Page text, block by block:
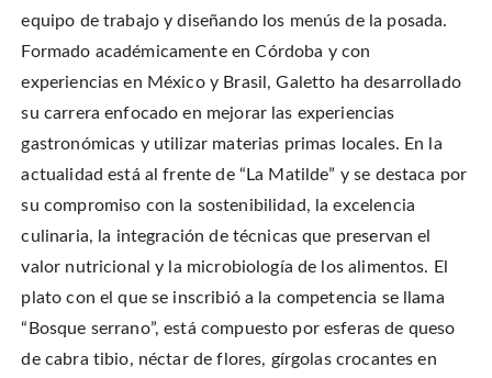
equipo de trabajo y diseñando los menús de la posada.
Formado académicamente en Córdoba y con
experiencias en México y Brasil, Galetto ha desarrollado
su carrera enfocado en mejorar las experiencias
gastronómicas y utilizar materias primas locales. En la
actualidad está al frente de “La Matilde” y se destaca por
su compromiso con la sostenibilidad, la excelencia
culinaria, la integración de técnicas que preservan el
valor nutricional y la microbiología de los alimentos. El
plato con el que se inscribió a la competencia se llama
“Bosque serrano”, está compuesto por esferas de queso
de cabra tibio, néctar de flores, gírgolas crocantes en